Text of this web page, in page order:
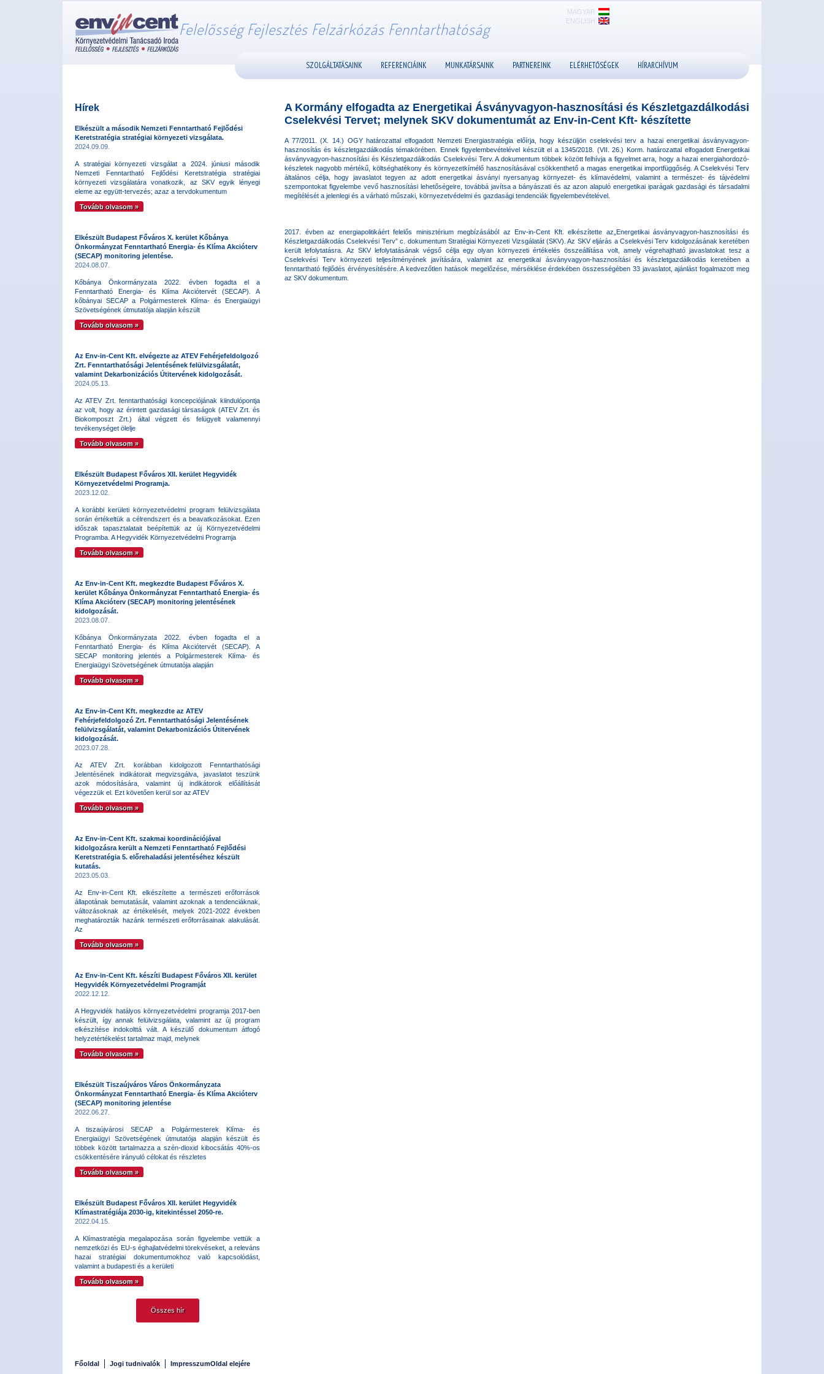
Felelősség Fejlesztés Felzárkózás Fenntarthatóság
MAGYAR
ENGLISH
SZOLGÁLTATÁSAINK REFERENCIÁINK MUNKATÁRSAINK PARTNEREINK ELÉRHETŐSÉGEK HÍRARCHÍVUM
Hírek
Elkészült a második Nemzeti Fenntartható Fejlődési
Keretstratégia stratégiai környezeti vizsgálata.
2024.09.09.
A stratégiai környezeti vizsgálat a 2024. júniusi második
Nemzeti Fenntartható Fejlődési Keretstratégia stratégiai
környezeti vizsgálatára vonatkozik, az SKV egyik lényegi
eleme az együtt-tervezés; azaz a tervdokumentum
Tovább olvasom »
Elkészült Budapest Főváros X. kerület Kőbánya
Önkormányzat Fenntartható Energia- és Klíma Akcióterv
(SECAP) monitoring jelentése.
2024.08.07.
Kőbánya Önkormányzata 2022. évben fogadta el a
Fenntartható Energia- és Klíma Akciótervét (SECAP). A
kőbányai SECAP a Polgármesterek Klíma- és Energiaügyi
Szövetségének útmutatója alapján készült
Tovább olvasom »
Az Env-in-Cent Kft. elvégezte az ATEV Fehérjefeldolgozó
Zrt. Fenntarthatósági Jelentésének felülvizsgálatát,
valamint Dekarbonizációs Útitervének kidolgozását.
2024.05.13.
Az ATEV Zrt. fenntarthatósági koncepciójának kiindulópontja
az volt, hogy az érintett gazdasági társaságok (ATEV Zrt. és
Biokomposzt Zrt.) által végzett és felügyelt valamennyi
tevékenységet ölelje
Tovább olvasom »
Elkészült Budapest Főváros XII. kerület Hegyvidék
Környezetvédelmi Programja.
2023.12.02.
A korábbi kerületi környezetvédelmi program felülvizsgálata
során értékeltük a célrendszert és a beavatkozásokat. Ezen
időszak tapasztalatait beépítettük az új Környezetvédelmi
Programba. A Hegyvidék Környezetvédelmi Programja
Tovább olvasom »
Az Env-in-Cent Kft. megkezdte Budapest Főváros X.
kerület Kőbánya Önkormányzat Fenntartható Energia- és
Klíma Akcióterv (SECAP) monitoring jelentésének
kidolgozását.
2023.08.07.
Kőbánya Önkormányzata 2022. évben fogadta el a
Fenntartható Energia- és Klíma Akciótervét (SECAP). A
SECAP monitoring jelentés a Polgármesterek Klíma- és
Energiaügyi Szövetségének útmutatója alapján
Tovább olvasom »
Az Env-in-Cent Kft. megkezdte az ATEV
Fehérjefeldolgozó Zrt. Fenntarthatósági Jelentésének
felülvizsgálatát, valamint Dekarbonizációs Útitervének
kidolgozását.
2023.07.28.
Az ATEV Zrt. korábban kidolgozott Fenntarthatósági
Jelentésének indikátorait megvizsgálva, javaslatot teszünk
azok módosítására, valamint új indikátorok előállítását
végezzük el. Ezt követően kerül sor az ATEV
Tovább olvasom »
Az Env-in-Cent Kft. szakmai koordinációjával
kidolgozásra került a Nemzeti Fenntartható Fejlődési
Keretstratégia 5. előrehaladási jelentéséhez készült
kutatás.
2023.05.03.
Az Env-in-Cent Kft. elkészítette a természeti erőforrások
állapotának bemutatását, valamint azoknak a tendenciáknak,
változásoknak az értékelését, melyek 2021-2022 években
meghatározták hazánk természeti erőforrásainak alakulását.
Az
Tovább olvasom »
Az Env-in-Cent Kft. készíti Budapest Főváros XII. kerület
Hegyvidék Környezetvédelmi Programját
2022.12.12.
A Hegyvidék hatályos környezetvédelmi programja 2017-ben
készült, így annak felülvizsgálata, valamint az új program
elkészítése indokolttá vált. A készülő dokumentum átfogó
helyzetértékelést tartalmaz majd, melynek
Tovább olvasom »
Elkészült Tiszaújváros Város Önkormányzata
Önkormányzat Fenntartható Energia- és Klíma Akcióterv
(SECAP) monitoring jelentése
2022.06.27.
A tiszaújvárosi SECAP a Polgármesterek Klíma- és
Energiaügyi Szövetségének útmutatója alapján készült és
többek között tartalmazza a szén-dioxid kibocsátás 40%-os
csökkentésére irányuló célokat és részletes
Tovább olvasom »
Elkészült Budapest Főváros XII. kerület Hegyvidék
Klímastratégiája 2030-ig, kitekintéssel 2050-re.
2022.04.15.
A Klímastratégia megalapozása során figyelembe vettük a
nemzetközi és EU-s éghajlatvédelmi törekvéseket, a releváns
hazai stratégiai dokumentumokhoz való kapcsolódást,
valamint a budapesti és a kerületi
Tovább olvasom »
Összes hír
A Kormány elfogadta az Energetikai Ásványvagyon-hasznosítási és Készletgazdálkodási
Cselekvési Tervet; melynek SKV dokumentumát az Env-in-Cent Kft- készítette
A 77/2011. (X. 14.) OGY határozattal elfogadott Nemzeti Energiastratégia előírja, hogy készüljön cselekvési terv a hazai energetikai ásványvagyon-
hasznosítás és készletgazdálkodás témakörében. Ennek figyelembevételével készült el a 1345/2018. (VII. 26.) Korm. határozattal elfogadott Energetikai
ásványvagyon-hasznosítási és Készletgazdálkodás Cselekvési Terv. A dokumentum többek között felhívja a figyelmet arra, hogy a hazai energiahordozó-
készletek nagyobb mértékű, költséghatékony és környezetkímélő hasznosításával csökkenthető a magas energetikai importfüggőség. A Cselekvési Terv
általános célja, hogy javaslatot tegyen az adott energetikai ásványi nyersanyag környezet- és klímavédelmi, valamint a természet- és tájvédelmi
szempontokat figyelembe vevő hasznosítási lehetőségeire, továbbá javítsa a bányászati és az azon alapuló energetikai iparágak gazdasági és társadalmi
megítélését a jelenlegi és a várható műszaki, környezetvédelmi és gazdasági tendenciák figyelembevételével.
2017. évben az energiapolitikáért felelős minisztérium megbízásából az Env-in-Cent Kft. elkészítette az„Energetikai ásványvagyon-hasznosítási és
Készletgazdálkodás Cselekvési Terv” c. dokumentum Stratégiai Környezeti Vizsgálatát (SKV). Az SKV eljárás a Cselekvési Terv kidolgozásának keretében
került lefolytatásra. Az SKV lefolytatásának végső célja egy olyan környezeti értékelés összeállítása volt, amely végrehajtható javaslatokat tesz a
Cselekvési Terv környezeti teljesítményének javítására, valamint az energetikai ásványvagyon-hasznosítási és készletgazdálkodás keretében a
fenntartható fejlődés érvényesítésére. A kedvezőtlen hatások megelőzése, mérséklése érdekében összességében 33 javaslatot, ajánlást fogalmazott meg
az SKV dokumentum.
Főoldal Jogi tudnivalók ImpresszumOldal elejére